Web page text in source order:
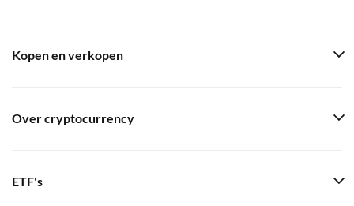
Kopen en verkopen
Over cryptocurrency
ETF's